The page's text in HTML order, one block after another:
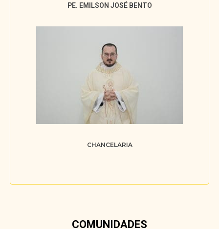
PE. EMILSON JOSÉ BENTO
CHANCELARIA
COMUNIDADES